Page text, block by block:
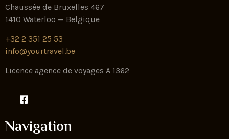
Chaussée de Bruxelles 467
1410 Waterloo — Belgique
+32 2 351 25 53
info@yourtravel.be
Licence agence de voyages A 1362
Navigation